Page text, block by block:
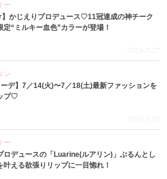
ー
】かじえりプロデュース♡11冠達成の神チーク
定“ミルキー血色”カラーが登場！
2026.7.27
ン
ーデ】7／14(火)〜7／18(土)最新ファッションを
プ♡
2026.7.23
ー
ロデュースの「Luarine(ルアリン)」ぷるんとし
叶える欲張りリップに一目惚れ！